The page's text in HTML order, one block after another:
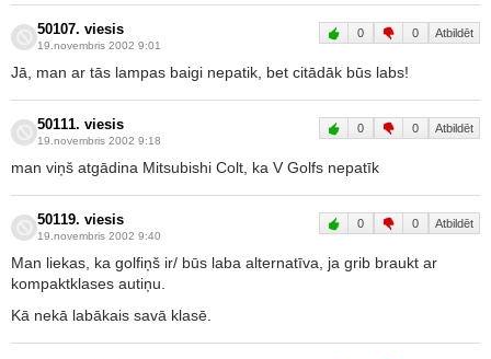
50107. viesis
19.novembris 2002 9:01
0 0 Atbildēt
Jā, man ar tās lampas baigi nepatik, bet citādāk būs labs!
50111. viesis
19.novembris 2002 9:18
0 0 Atbildēt
man viņš atgādina Mitsubishi Colt, ka V Golfs nepatīk
50119. viesis
19.novembris 2002 9:40
0 0 Atbildēt
Man liekas, ka golfiņš ir/ būs laba alternatīva, ja grib braukt ar
kompaktklases autiņu.
Kā nekā labākais savā klasē.